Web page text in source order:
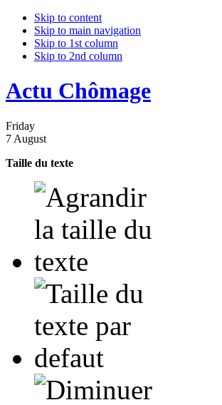
Skip to content
Skip to main navigation
Skip to 1st column
Skip to 2nd column
Actu Chômage
Friday
7 August
Taille du texte